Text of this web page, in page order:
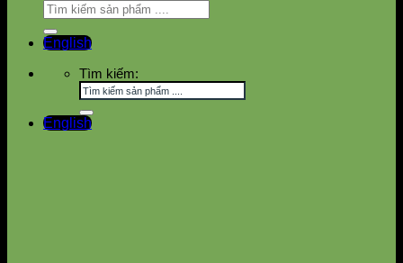
English
Tìm kiếm:
English